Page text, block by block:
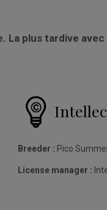
La plus tardive
Breeder : Pico
License manager :